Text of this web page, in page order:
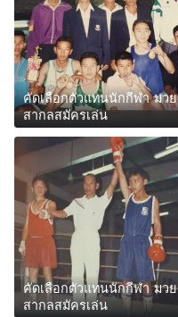
คัดเลือกตัวแทนนักกีฬา มวย
สากลสมัครเล่น
คัดเลือกตัวแทนนักกีฬา มวย
สากลสมัครเล่น